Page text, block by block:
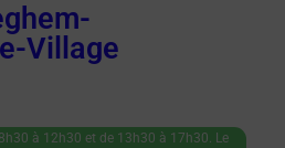
Village
à 12h30 et de 13h30 à 17h30. Le